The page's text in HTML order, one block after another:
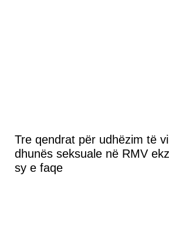
Tre qendrat për udhëzim të
dhunës seksuale në RMV
sy e faqe